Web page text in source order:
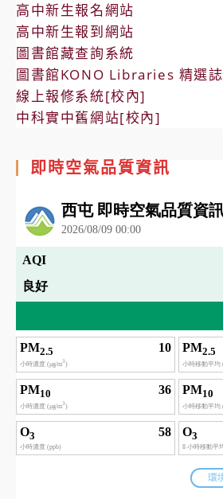
高中新生報名網站
高中新生報到網站
圖書館藏查詢系統
圖書館KONO Libraries 精選誌
線上報修系統[校內]
中科實中舊網站[校內]
即時空氣品質資訊